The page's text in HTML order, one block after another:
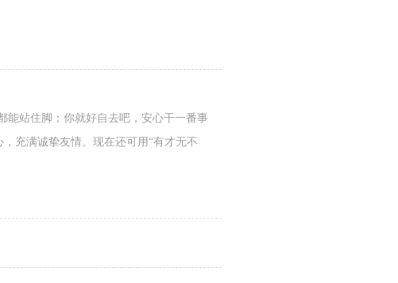
能站住脚；你就好自去吧，安心干一番事
充满诚挚友情。现在还可用“有才无不